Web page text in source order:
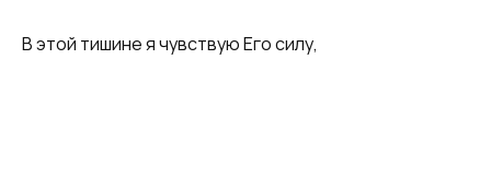
В этой тишине я чувствую Его силу,